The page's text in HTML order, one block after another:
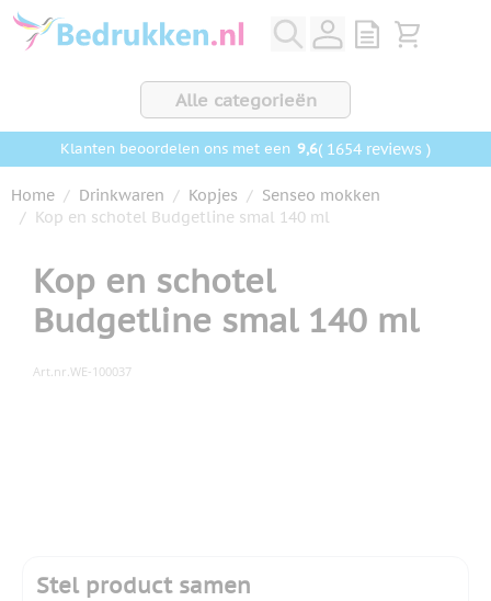
Ga naar de inhoud
View quote,
Bekijk
Alle categorieën
Klanten beoordelen ons met een 9,6( 1654 reviews )
Home / Drinkwaren / Kopjes / Senseo mokken
/ Kop en schotel Budgetline smal 140 ml
Kop en schotel
Budgetline smal 140 ml
Art.nr. WE-100037
Stel product samen